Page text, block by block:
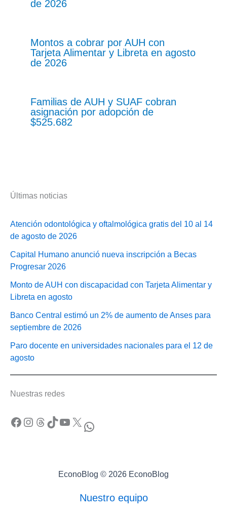
de 2026
Montos a cobrar por AUH con
Tarjeta Alimentar y Libreta en agosto
de 2026
Familias de AUH y SUAF cobran
asignación por adopción de
$525.682
Últimas noticias
Atención odontológica y oftalmológica gratis del 10 al 14
de agosto de 2026
Capital Humano anunció nueva inscripción a Becas
Progresar 2026
Monto de AUH con discapacidad con Tarjeta Alimentar y
Libreta en agosto
Banco Central estimó un 2% de aumento de Anses para
septiembre de 2026
Paro docente en universidades nacionales para el 12 de
agosto
Nuestras redes
Facebook Instagram Threads TikTok YouTube X WhatsApp
EconoBlog © 2026 EconoBlog
Nuestro equipo